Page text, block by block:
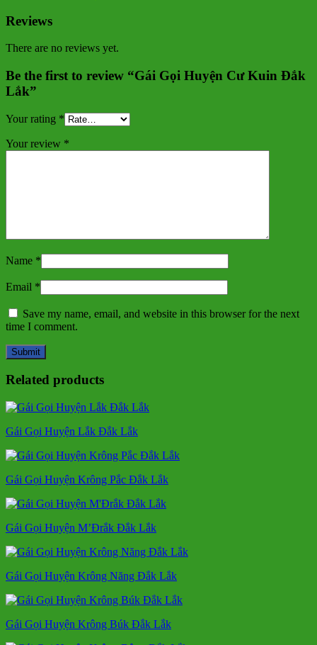
Reviews
There are no reviews yet.
Be the first to review “Gái Gọi Huyện Cư Kuin Đắk
Lắk”
Your rating *
Your review *
Name *
Email *
Save my name, email, and website in this browser for the next
time I comment.
Related products
Gái Gọi Huyện Lắk Đắk Lắk
Gái Gọi Huyện Krông Pắc Đắk Lắk
Gái Gọi Huyện M’Đrắk Đắk Lắk
Gái Gọi Huyện Krông Năng Đắk Lắk
Gái Gọi Huyện Krông Búk Đắk Lắk